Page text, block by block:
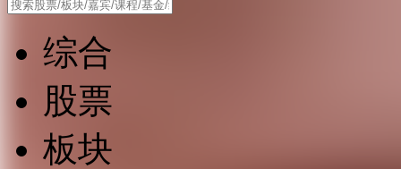
综合
股票
板块